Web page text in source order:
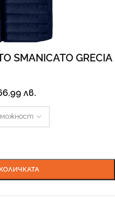
SMANICATO GRECIA
лв.